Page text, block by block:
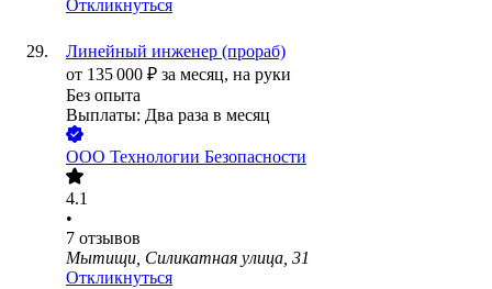
Откликнуться
Линейный инженер (прораб)
от 135 000 ₽ за месяц, на руки
Без опыта
Выплаты: Два раза в месяц
ООО Технологии Безопасности
4.1
•
7 отзывов
Мытищи, Силикатная улица, 31
Откликнуться